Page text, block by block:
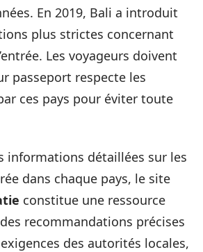
En 2019, Bali a introduit
plus strictes concernant
Les voyageurs doivent
passeport respecte les
ces pays pour éviter toute
informations détaillées sur les
dans chaque pays, le site
constitue une ressource
recommandations précises
des autorités locales,